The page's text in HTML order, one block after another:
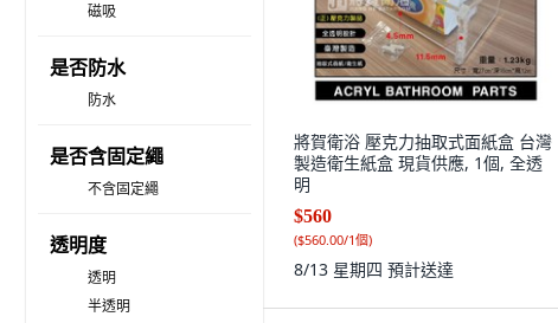
磁吸
是否防水
防水
是否含固定繩
不含固定繩
透明度
透明
半透明
將賀衛浴 壓克力抽取式面紙盒 台灣
製造衛生紙盒 現貨供應, 1個, 全透
明
$560
($560.00/1個)
8/13 星期四 預計送達